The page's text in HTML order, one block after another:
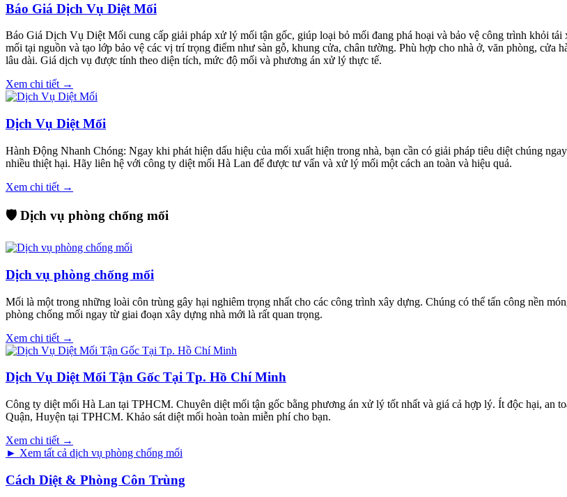
Báo Giá Dịch Vụ Diệt Mối
Báo Giá Dịch Vụ Diệt Mối cung cấp giải pháp xử lý mối tận gốc, giúp loại bỏ mối đang phá hoại và bảo vệ công trình khỏi
mối tại nguồn và tạo lớp bảo vệ các vị trí trọng điểm như sàn gỗ, khung cửa, chân tường. Phù hợp cho nhà ở, văn phòng, cửa
lâu dài. Giá dịch vụ được tính theo diện tích, mức độ mối và phương án xử lý thực tế.
Xem chi tiết →
Dịch Vụ Diệt Mối
Hành Động Nhanh Chóng: Ngay khi phát hiện dấu hiệu của mối xuất hiện trong nhà, bạn cần có giải pháp tiêu diệt chúng
nhiều thiệt hại. Hãy liên hệ với công ty diệt mối Hà Lan để được tư vấn và xử lý mối một cách an toàn và hiệu quả.
Xem chi tiết →
🛡️ Dịch vụ phòng chống mối
Dịch vụ phòng chống mối
Mối là một trong những loài côn trùng gây hại nghiêm trọng nhất cho các công trình xây dựng. Chúng có thể tấn công nền
phòng chống mối ngay từ giai đoạn xây dựng nhà mới là rất quan trọng.
Xem chi tiết →
Dịch Vụ Diệt Mối Tận Gốc Tại Tp. Hồ Chí Minh
Công ty diệt mối Hà Lan tại TPHCM. Chuyên diệt mối tận gốc bằng phương án xử lý tốt nhất và giá cả hợp lý. Ít độc hại, an
Quận, Huyện tại TPHCM. Khảo sát diệt mối hoàn toàn miễn phí cho bạn.
Xem chi tiết →
► Xem tất cả dịch vụ phòng chống mối
Cách Diệt & Phòng Côn Trùng